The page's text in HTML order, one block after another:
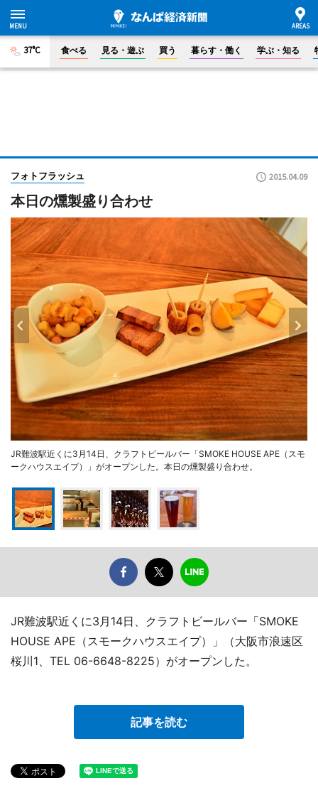
37°C 食べる 見る・遊ぶ 買う 暮らす・働く 学ぶ・知る
フォトフラッシュ 2015.04.09
本日の燻製盛り合わせ
JR難波駅近くに3月14日、クラフトビールバー「SMOKE HOUSE APE（スモ
ークハウスエイプ）」がオープンした。本日の燻製盛り合わせ。
JR難波駅近くに3月14日、クラフトビールバー「SMOKE
HOUSE APE（スモークハウスエイプ）」（大阪市浪速区
桜川1、TEL 06-6648-8225）がオープンした。
記事を読む